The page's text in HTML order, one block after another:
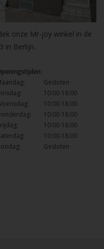
onze Mr-joy winkel in de
in Berlijn.
Gesloten
10:00-18:00
10:00-18:00
10:00-18:00
10:00-18:00
10:00-18:00
Gesloten